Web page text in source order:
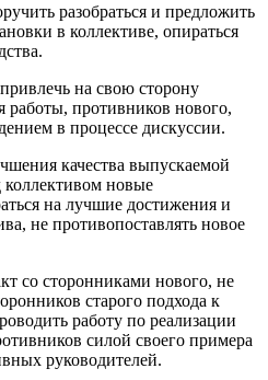
разобраться и предложить
в коллективе, опираться
на свою сторону
работы, противников нового,
в процессе дискуссии.
качества выпускаемой
коллективом новые
на лучшие достижения и
не противопоставлять новое
со сторонниками нового, не
старого подхода к
работу по реализации
силой своего примера
руководителей.